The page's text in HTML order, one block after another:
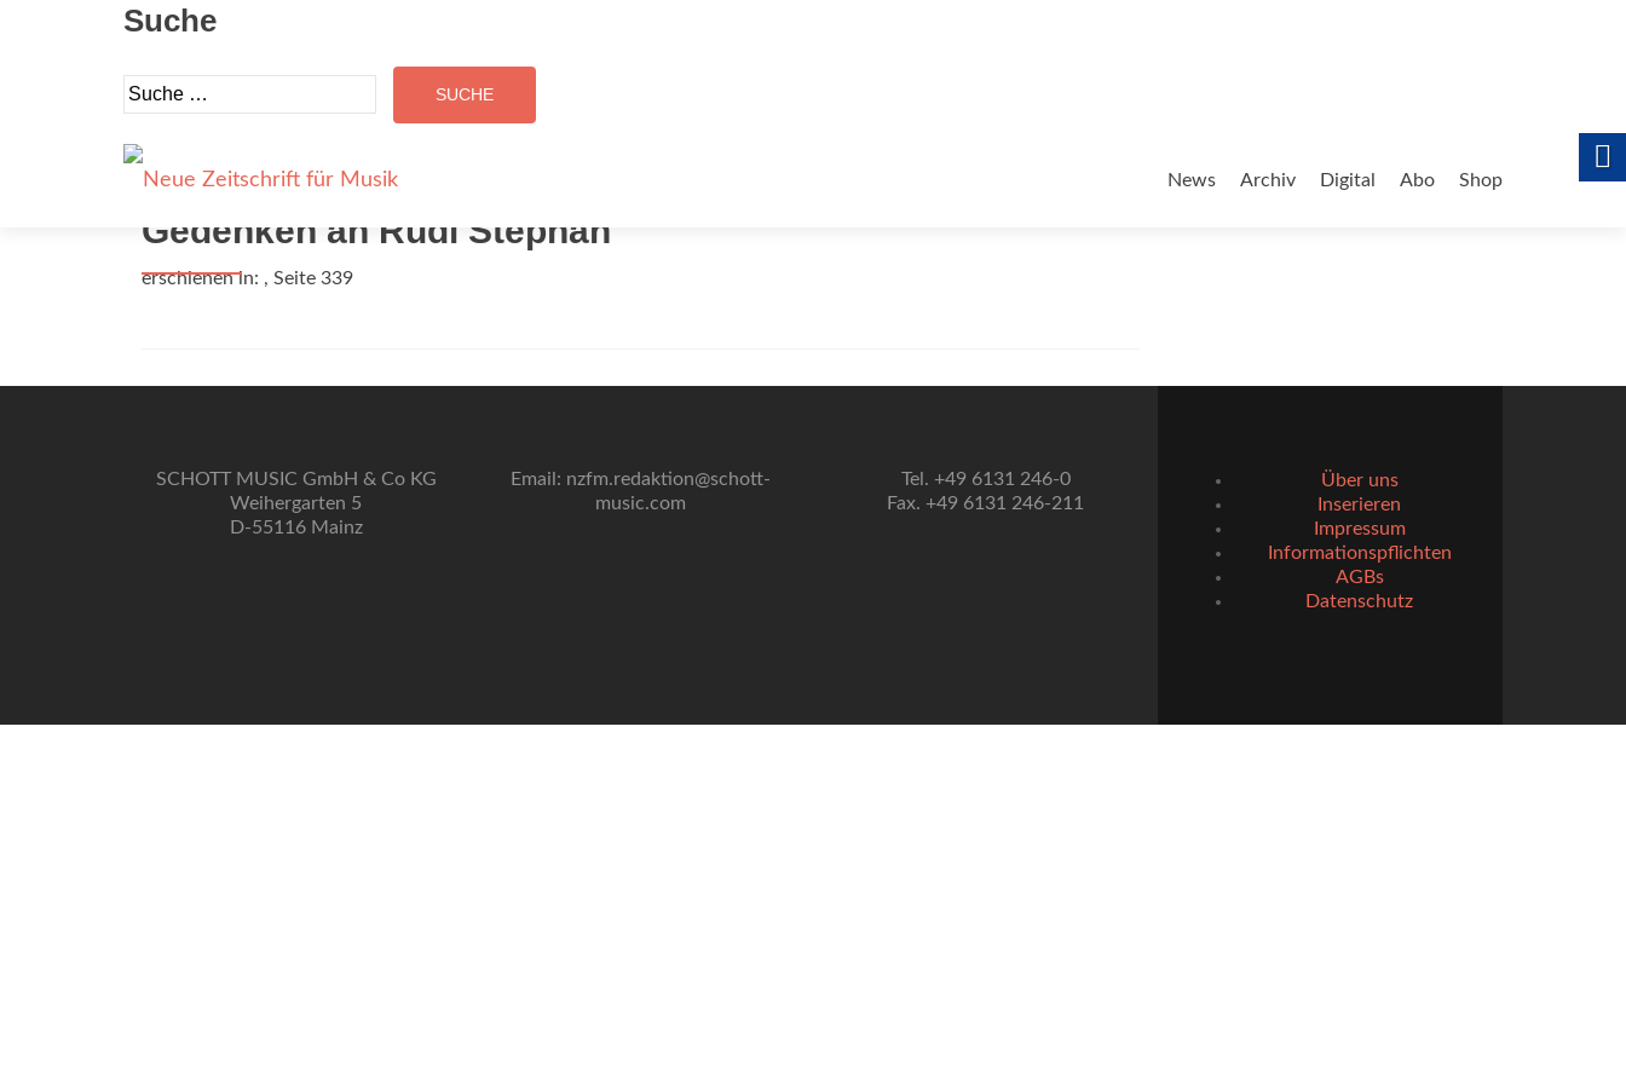
Suche
Suche
nach:
Inhalt
News Archiv Digital Abo Shop
Holl, Karl
Gedenken an Rudi Stephan
erschienen in: , Seite 339
SCHOTT MUSIC GmbH & Co KG
Weihergarten 5
D-55116 Mainz
Email: nzfm.redaktion@schott-
music.com
Tel. +49 6131 246-0
Fax. +49 6131 246-211
Über uns
Inserieren
Impressum
Informationspflichten
AGBs
Datenschutz